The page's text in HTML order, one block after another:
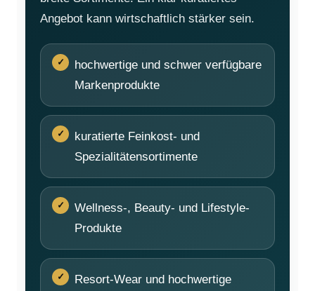
Angebot kann wirtschaftlich stärker sein.
hochwertige und schwer verfügbare
Markenprodukte
kuratierte Feinkost- und
Spezialitätensortimente
Wellness-, Beauty- und Lifestyle-
Produkte
Resort-Wear und hochwertige